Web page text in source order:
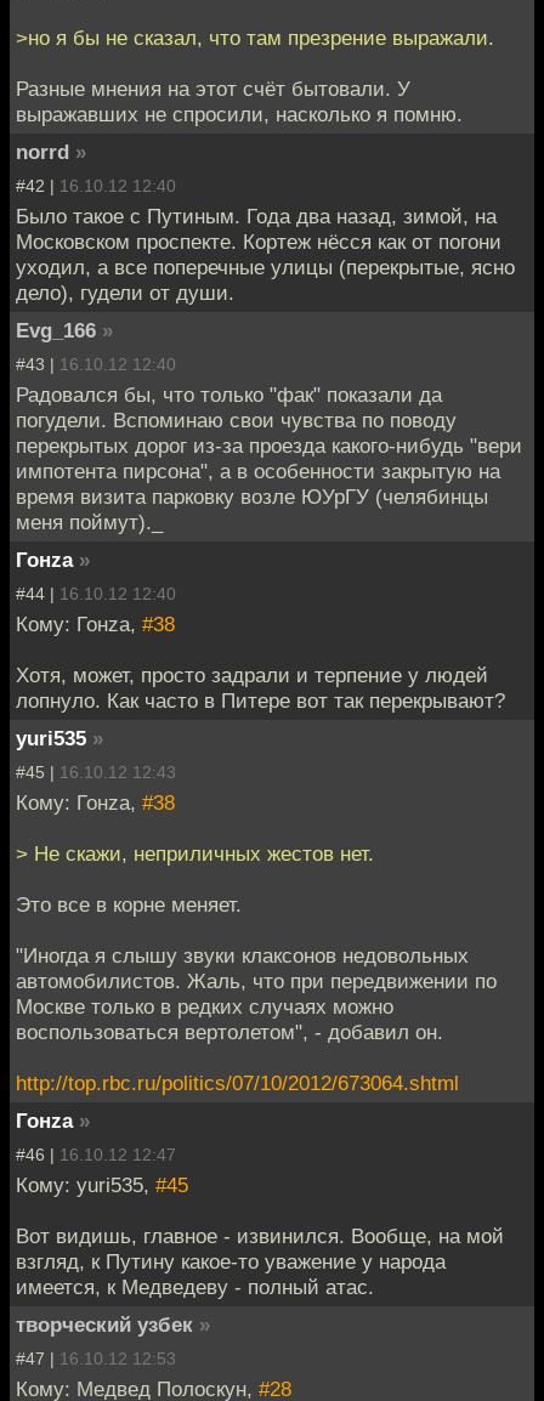
>но я бы не сказал, что там презрение выражали.
Разные мнения на этот счёт бытовали. У
выражавших не спросили, насколько я помню.
norrd »
#42 | 16.10.12 12:40
Было такое с Путиным. Года два назад, зимой, на
Московском проспекте. Кортеж нёсся как от погони
уходил, а все поперечные улицы (перекрытые, ясно
дело), гудели от души.
Evg_166 »
#43 | 16.10.12 12:40
Радовался бы, что только "фак" показали да
погудели. Вспоминаю свои чувства по поводу
перекрытых дорог из-за проезда какого-нибудь "вери
импотента пирсона", а в особенности закрытую на
время визита парковку возле ЮУрГУ (челябинцы
меня поймут)._
Гонzа »
#44 | 16.10.12 12:40
Кому: Гонzа, #38
Хотя, может, просто задрали и терпение у людей
лопнуло. Как часто в Питере вот так перекрывают?
yuri535 »
#45 | 16.10.12 12:43
Кому: Гонzа, #38
> Не скажи, неприличных жестов нет.
Это все в корне меняет.
"Иногда я слышу звуки клаксонов недовольных
автомобилистов. Жаль, что при передвижении по
Москве только в редких случаях можно
воспользоваться вертолетом", - добавил он.
http://top.rbc.ru/politics/07/10/2012/673064.shtml
Гонzа »
#46 | 16.10.12 12:47
Кому: yuri535, #45
Вот видишь, главное - извинился. Вообще, на мой
взгляд, к Путину какое-то уважение у народа
имеется, к Медведеву - полный атас.
творческий узбек »
#47 | 16.10.12 12:53
Кому: Медвед Полоскун, #28